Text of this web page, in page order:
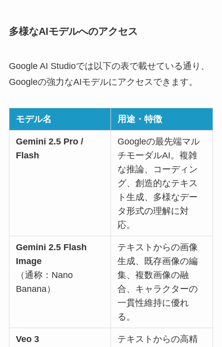
多様なAIモデルへのアクセス
Google AI Studioでは以下の表で載せている通り、
Googleの強力なAIモデルにアクセスできます。
モデル名 用途・特徴
Gemini 2.5 Pro /
Flash
Googleの最先端マル
チモーダルAI。複雑
な推論、コーディン
グ、創造的なテキス
ト生成、多様なデー
タ形式の理解に対
応。
Gemini 2.5 Flash
Image
（通称：Nano
Banana）
テキストからの画像
生成、既存画像の編
集、複数画像の融
合、キャラクターの
一貫性維持に優れ
る。
Veo 3
テキストからの高精